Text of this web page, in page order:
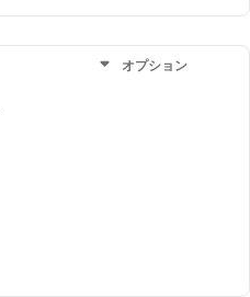
オプション